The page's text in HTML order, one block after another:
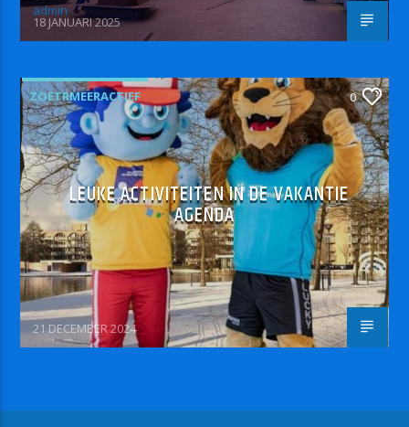
admin
18 JANUARI 2025
ZOETRMEERACTIEF 0
LEUKE ACTIVITEITEN IN DE VAKANTIE
AGENDA
21 DECEMBER 2024